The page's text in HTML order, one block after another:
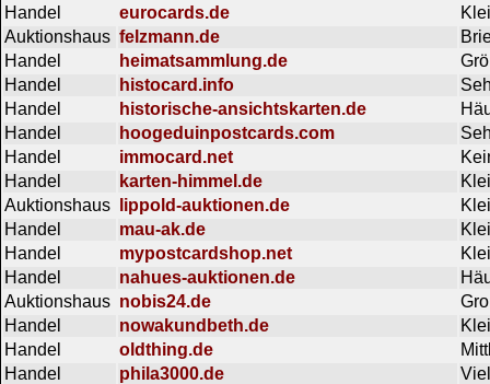
Handel
eurocards.de
Auktionshaus felzmann.de
Handel
heimatsammlung.de
Handel
histocard.info
Handel
historische-ansichtskarten.de
Handel
hoogeduinpostcards.com
Handel
immocard.net
Handel
karten-himmel.de
Auktionshaus
lippold-auktionen.de
Handel
mau-ak.de
Handel
mypostcardshop.net
Handel
nahues-auktionen.de
Auktionshaus nobis24.de
Handel
nowakundbeth.de
Handel
oldthing.de
Handel
phila3000.de